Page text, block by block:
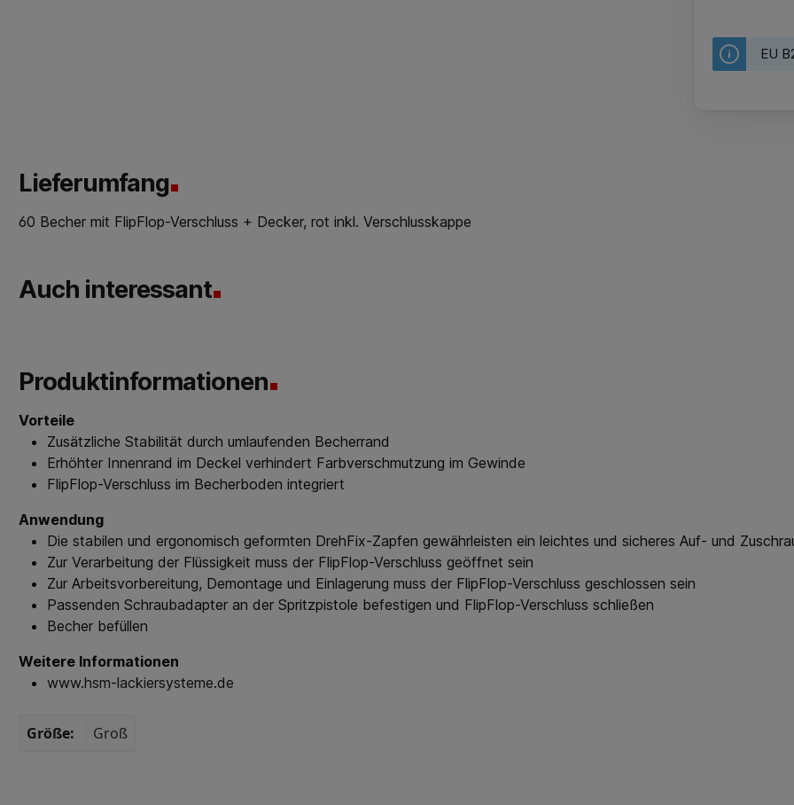
EU
Lieferumfang
60 Becher mit FlipFlop-Verschluss + Decker, rot inkl. Verschlusskappe
Auch interessant
Produktinformationen
Vorteile
Zusätzliche Stabilität durch umlaufenden Becherrand
Erhöhter Innenrand im Deckel verhindert Farbverschmutzung im Gewinde
FlipFlop-Verschluss im Becherboden integriert
Anwendung
Die stabilen und ergonomisch geformten DrehFix-Zapfen gewährleisten ein leichtes und sicheres Auf- und
Zur Verarbeitung der Flüssigkeit muss der FlipFlop-Verschluss geöffnet sein
Zur Arbeitsvorbereitung, Demontage und Einlagerung muss der FlipFlop-Verschluss geschlossen sein
Passenden Schraubadapter an der Spritzpistole befestigen und FlipFlop-Verschluss schließen
Becher befüllen
Weitere Informationen
www.hsm-lackiersysteme.de
Größe: Groß